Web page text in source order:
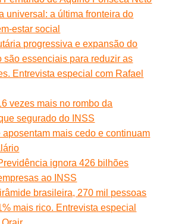
universal: a última fronteira do
estar social
progressiva e expansão do
são essenciais para reduzir as
Entrevista especial com Rafael
vezes mais no rombo da
segurado do INSS
aposentam mais cedo e continuam
ignora 426 bilhões
ao INSS
brasileira, 270 mil pessoas
mais rico. Entrevista especial